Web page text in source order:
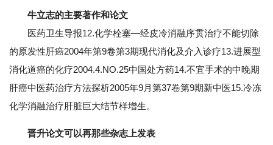
牛立志的主要著作和论文
医药卫生导报12.化学栓塞—经皮冷消融序贯治疗不能切除
的原发性肝癌2004年第9卷第3期现代消化及介入诊疗13.进展型
消化道癌的化疗2004.4.NO.25中国处方药14.不宜手术的中晚期
肝癌中医药治疗方法探析2005年9月第37卷第9期新中医15.冷冻
化学消融治疗肝脏巨大结节样增生。
晋升论文可以再那些杂志上发表